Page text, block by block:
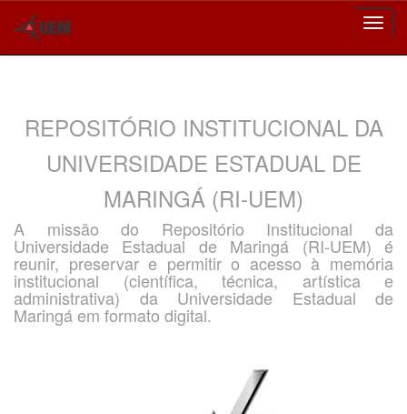
REPOSITÓRIO INSTITUCIONAL DA
UNIVERSIDADE ESTADUAL DE
MARINGÁ (RI-UEM)
A missão do Repositório Institucional da
Universidade Estadual de Maringá (RI-UEM) é
reunir, preservar e permitir o acesso à memória
institucional (científica, técnica, artística e
administrativa) da Universidade Estadual de
Maringá em formato digital.